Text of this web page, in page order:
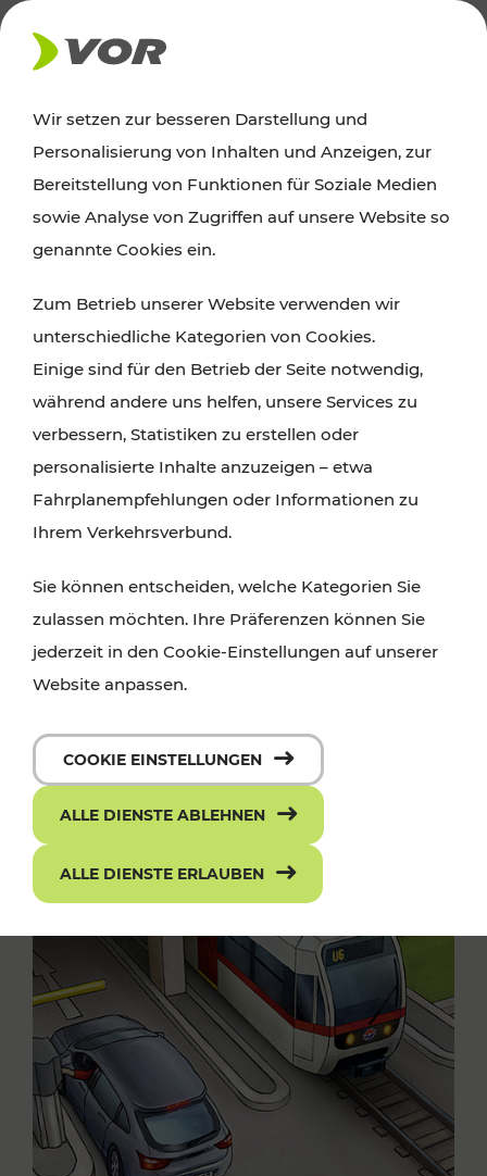
AKTUELLES
News
Alle wichtigen Meldungen zu Fahrplanänderungen,
finden Sie hier im Überblick.
Wir setzen zur besseren Darstellung und
Personalisierung von Inhalten und Anzeigen, zur
Bereitstellung von Funktionen für Soziale Medien
sowie Analyse von Zugriffen auf unsere Website so
genannte Cookies ein.
Zum Betrieb unserer Website verwenden wir
unterschiedliche Kategorien von Cookies.
Einige sind für den Betrieb der Seite notwendig,
während andere uns helfen, unsere Services zu
verbessern, Statistiken zu erstellen oder
personalisierte Inhalte anzuzeigen – etwa
Fahrplanempfehlungen oder Informationen zu
Ihrem Verkehrsverbund.
Sie können entscheiden, welche Kategorien Sie
zulassen möchten. Ihre Präferenzen können Sie
jederzeit in den Cookie-Einstellungen auf unserer
Website anpassen.
COOKIE EINSTELLUNGEN
ALLE DIENSTE ABLEHNEN
ALLE DIENSTE ERLAUBEN